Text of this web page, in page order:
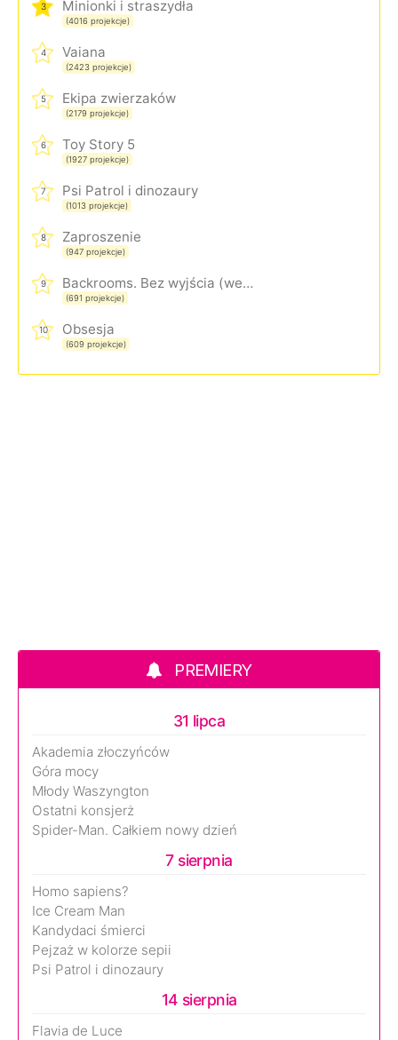
3 Minionki i straszydła
(4016 projekcje)
4 Vaiana
(2423 projekcje)
5 Ekipa zwierzaków
(2179 projekcje)
6 Toy Story 5
(1927 projekcje)
7 Psi Patrol i dinozaury
(1013 projekcje)
8 Zaproszenie
(947 projekcje)
9 Backrooms. Bez wyjścia (wersja rozszerzona)
(691 projekcje)
10 Obsesja
(609 projekcje)
PREMIERY
31 lipca
Akademia złoczyńców
Góra mocy
Młody Waszyngton
Ostatni konsjerż
Spider-Man. Całkiem nowy dzień
7 sierpnia
Homo sapiens?
Ice Cream Man
Kandydaci śmierci
Pejzaż w kolorze sepii
Psi Patrol i dinozaury
14 sierpnia
Flavia de Luce